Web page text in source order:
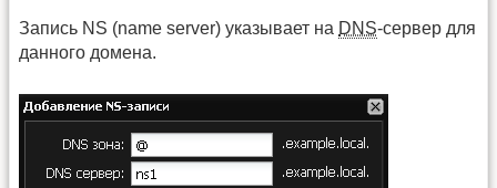
Запись NS (name server) указывает на DNS-сервер для
данного домена.